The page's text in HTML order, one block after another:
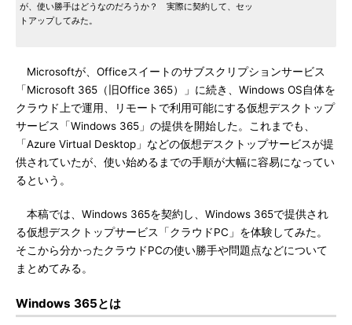
が、使い勝手はどうなのだろうか？ 実際に契約して、セッ
トアップしてみた。
Microsoftが、Officeスイートのサブスクリプションサービス
「Microsoft 365（旧Office 365）」に続き、Windows OS自体を
クラウド上で運用、リモートで利用可能にする仮想デスクトップ
サービス「Windows 365」の提供を開始した。これまでも、
「Azure Virtual Desktop」などの仮想デスクトップサービスが提
供されていたが、使い始めるまでの手順が大幅に容易になってい
るという。
本稿では、Windows 365を契約し、Windows 365で提供され
る仮想デスクトップサービス「クラウドPC」を体験してみた。
そこから分かったクラウドPCの使い勝手や問題点などについて
まとめてみる。
Windows 365とは